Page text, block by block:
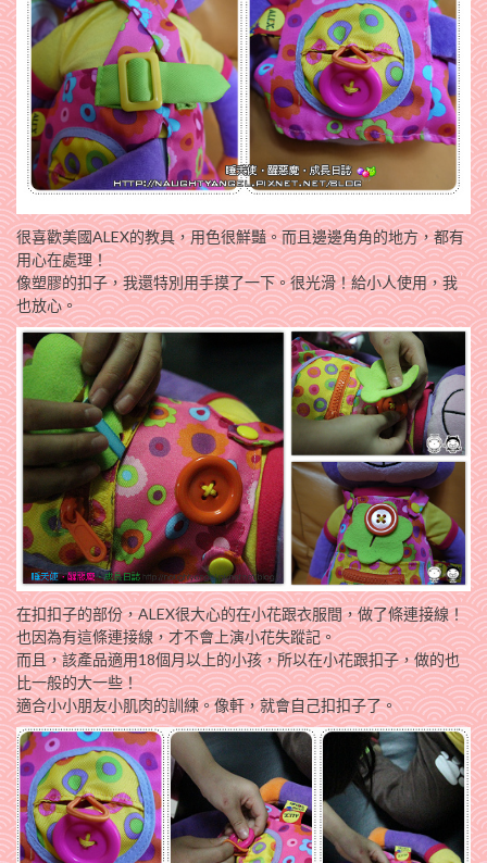
很喜歡美國ALEX的教具，用色很鮮豔。而且邊邊角角的地方，都有
用心在處理！
像塑膠的扣子，我還特別用手摸了一下。很光滑！給小人使用，我
也放心。
在扣扣子的部份，ALEX很大心的在小花跟衣服間，做了條連接線！
也因為有這條連接線，才不會上演小花失蹤記。
而且，該產品適用18個月以上的小孩，所以在小花跟扣子，做的也
比一般的大一些！
適合小小朋友小肌肉的訓練。像軒，就會自己扣扣子了。